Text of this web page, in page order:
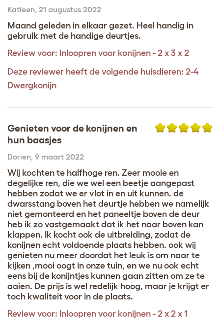
Katleen, 21 augustus 2022
Maand geleden in elkaar gezet. Heel handig in
gebruik met de handige deurtjes.
Review voor: Inloopren voor konijnen - 2 x 3 x 2
Deze reviewer heeft de volgende huisdieren: 2-4
Dwergkonijn
Genieten voor de konijnen en
hun baasjes
Dorien, 9 maart 2022
Wij kochten te halfhoge ren. Zeer mooie en
degelijke ren, die we wel een beetje aangepast
hebben zodat we er vlot in en uit kunnen. de
dwarsstang boven het deurtje hebben we namelijk
niet gemonteerd en het paneeltje boven de deur
heb ik zo vastgemaakt dat ik het naar boven kan
klappen. Ik kocht ook de uitbreiding, zodat de
konijnen echt voldoende plaats hebben. ook wij
genieten nu meer doordat het leuk is om naar te
kijken ,mooi oogt in onze tuin, en we nu ook echt
eens bij de konijntjes kunnen gaan zitten om ze te
aaien. De prijs is wel redelijk hoog, maar je krijgt er
toch kwaliteit voor in de plaats.
Review voor: Inloopren voor konijnen - 2 x 2 x 1